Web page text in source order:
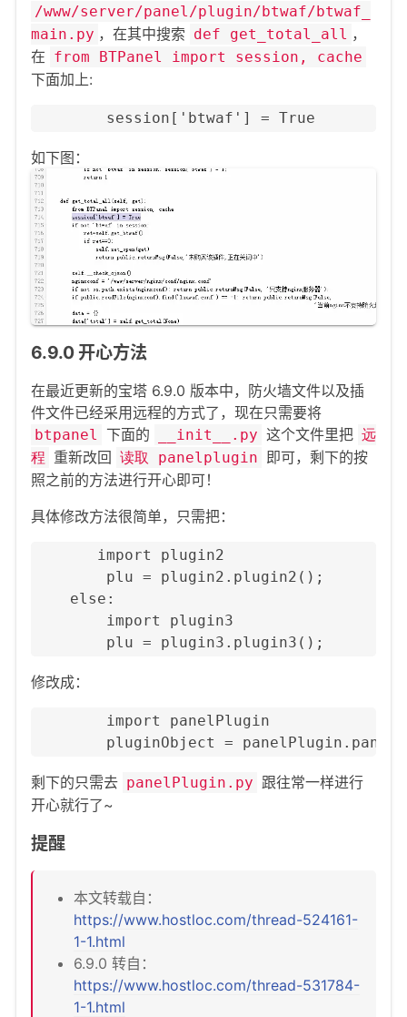
/www/server/panel/plugin/btwaf/btwaf_
main.py ，在其中搜索 def get_total_all ，
在 from BTPanel import session, cache
下面加上:
        session['btwaf'] = True
如下图：
6.9.0 开心方法
在最近更新的宝塔 6.9.0 版本中，防火墙文件以及插
件文件已经采用远程的方式了，现在只需要将
btpanel 下面的 __init__.py 这个文件里把 远
程 重新改回 读取 panelplugin 即可，剩下的按
照之前的方法进行开心即可！
具体修改方法很简单，只需把：
       import plugin2
        plu = plugin2.plugin2();
    else:
        import plugin3
        plu = plugin3.plugin3();
修改成：
        import panelPlugin
pluginObject =
剩下的只需去 panelPlugin.py 跟往常一样进行
开心就行了~
提醒
本文转载自：
https://www.hostloc.com/thread-524161-
1-1.html
6.9.0 转自：
https://www.hostloc.com/thread-531784-
1-1.html